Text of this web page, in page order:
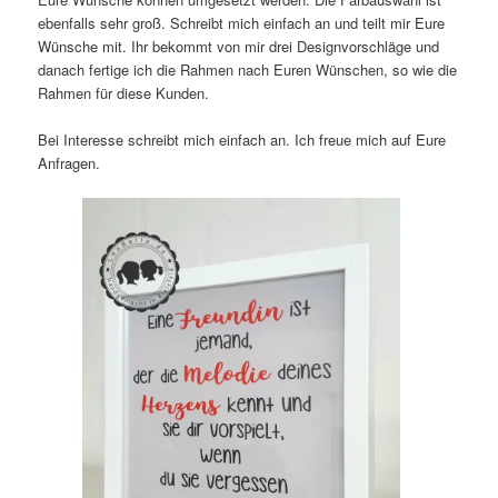
ebenfalls sehr groß. Schreibt mich einfach an und teilt mir Eure
Wünsche mit. Ihr bekommt von mir drei Designvorschläge und
danach fertige ich die Rahmen nach Euren Wünschen, so wie die
Rahmen für diese Kunden.
Bei Interesse schreibt mich einfach an. Ich freue mich auf Eure
Anfragen.